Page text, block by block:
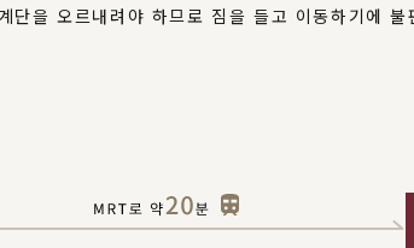
을 오르내려야 하므로 짐을 들고 이동하기에 불